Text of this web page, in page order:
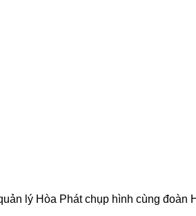
lý Hòa Phát chụp hình cùng đoàn